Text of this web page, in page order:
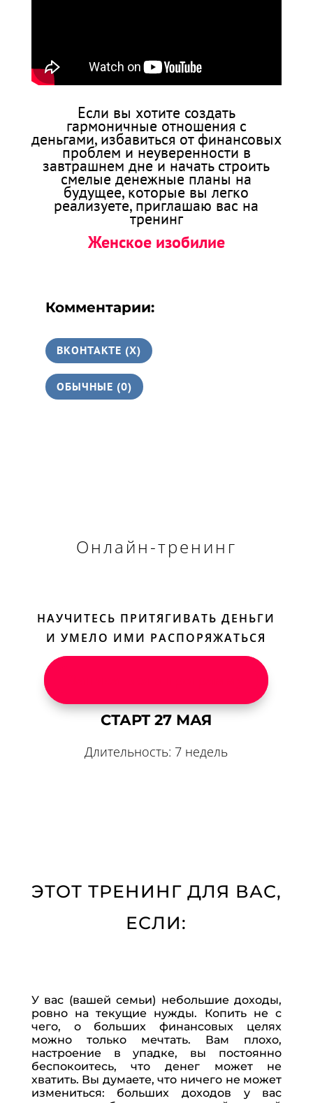
Если вы хотите создать
гармоничные отношения с
деньгами, избавиться от финансовых
проблем и неуверенности в
завтрашнем дне и начать строить
смелые денежные планы на
будущее, которые вы легко
реализуете, приглашаю вас на
тренинг
Женское изобилие
Комментарии:
ВКОНТАКТЕ (X)
ОБЫЧНЫЕ (0)
more Info to that Topic: eharitonova.ru/efiry-magiya-
magiya-zhenskix-deneg/ [...]
Dan Helmer - ... [Trackback] [...] Read More on that
Topic: eharitonova.ru/efiry-magiya-zhenskix-deneg/ [...]
- ... [Trackback] [...] Info on that Topic:
eharitonova.ru/efiry-magiya-zhenskix-deneg/ [...]
- ... [Trackback] [...] Find More to that Topic:
บาคาร่าเกาหลี- ... [Trackback] [...] Information on that
Try your luck- ... [Trackback] [...] Find More
Information here on that Topic: eharitonova.ru/efiry-
magiya-zhenskix-deneg/ [...]
additional Information to that Topic: eharitonova.ru/efiry-
magiya-zhenskix-deneg/ [...]
Fulfillment- ... [Trackback] [...] Find More on that
Topic: eharitonova.ru/efiry-magiya-zhenskix-deneg/ [...]
สอวนคอม- ... [Trackback] [...] Here you can find 8613
additional Information on that Topic: eharitonova.ru/efiry-
Онлайн-тренинг
НАУЧИТЕСЬ ПРИТЯГИВАТЬ ДЕНЬГИ
И УМЕЛО ИМИ РАСПОРЯЖАТЬСЯ
СТАРТ27 МАЯ
Длительность: 7 недель
ЭТОТ ТРЕНИНГ ДЛЯ ВАС,
ЕСЛИ:
У вас (вашей семьи) небольшие доходы,
ровно на текущие нужды. Копить не с
чего, о больших финансовых целях
можно только мечтать. Вам плохо,
настроение в упадке, вы постоянно
беспокоитесь, что денег может не
хватить. Вы думаете, что ничего не может
измениться: больших доходов у вас